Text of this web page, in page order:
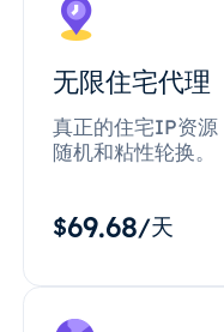
无限住宅代理
真正的住宅IP资
随机和粘性轮换。
$69.68/天